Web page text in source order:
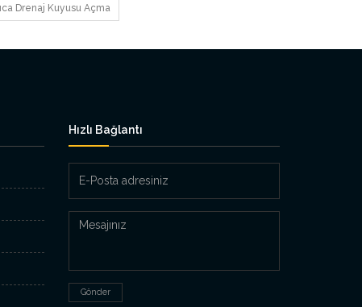
Drenaj Kuyusu Açma
Hızlı Bağlantı
Mesajınız
Gönder